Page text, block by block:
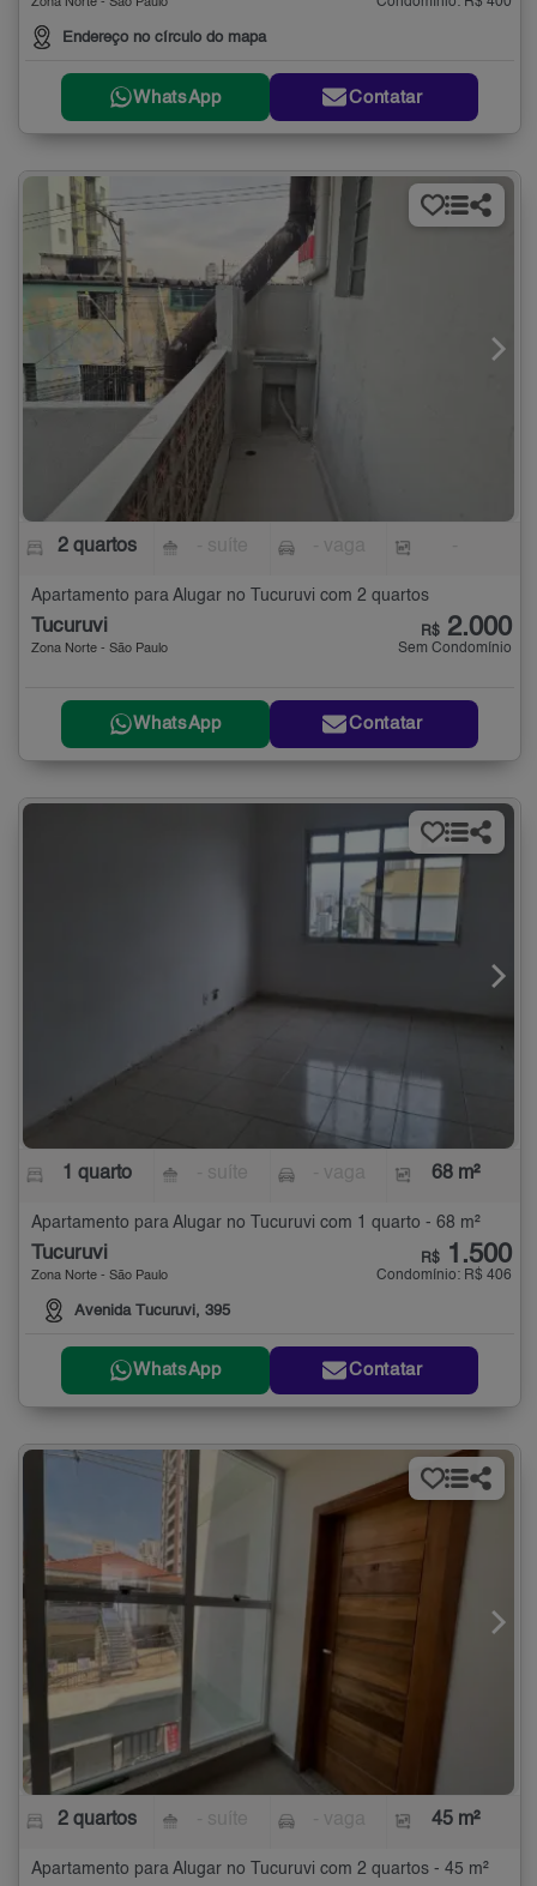
Zona Norte - São Paulo
Endereço no círculo do mapa
WhatsApp Contatar
2 quartos
Apartamento para Alugar no Tucuruvi com 2 quartos
Tucuruvi
Zona Norte - São Paulo
R$ 2.000
Sem Condomínio
WhatsApp Contatar
1 quarto 68 m²
Apartamento para Alugar no Tucuruvi com 1 quarto - 68 m²
Tucuruvi
Zona Norte - São Paulo
Avenida Tucuruvi, 395
R$ 1.500
Condomínio: R$ 406
WhatsApp Contatar
2 quartos 45 m²
Apartamento para Alugar no Tucuruvi com 2 quartos - 45 m²